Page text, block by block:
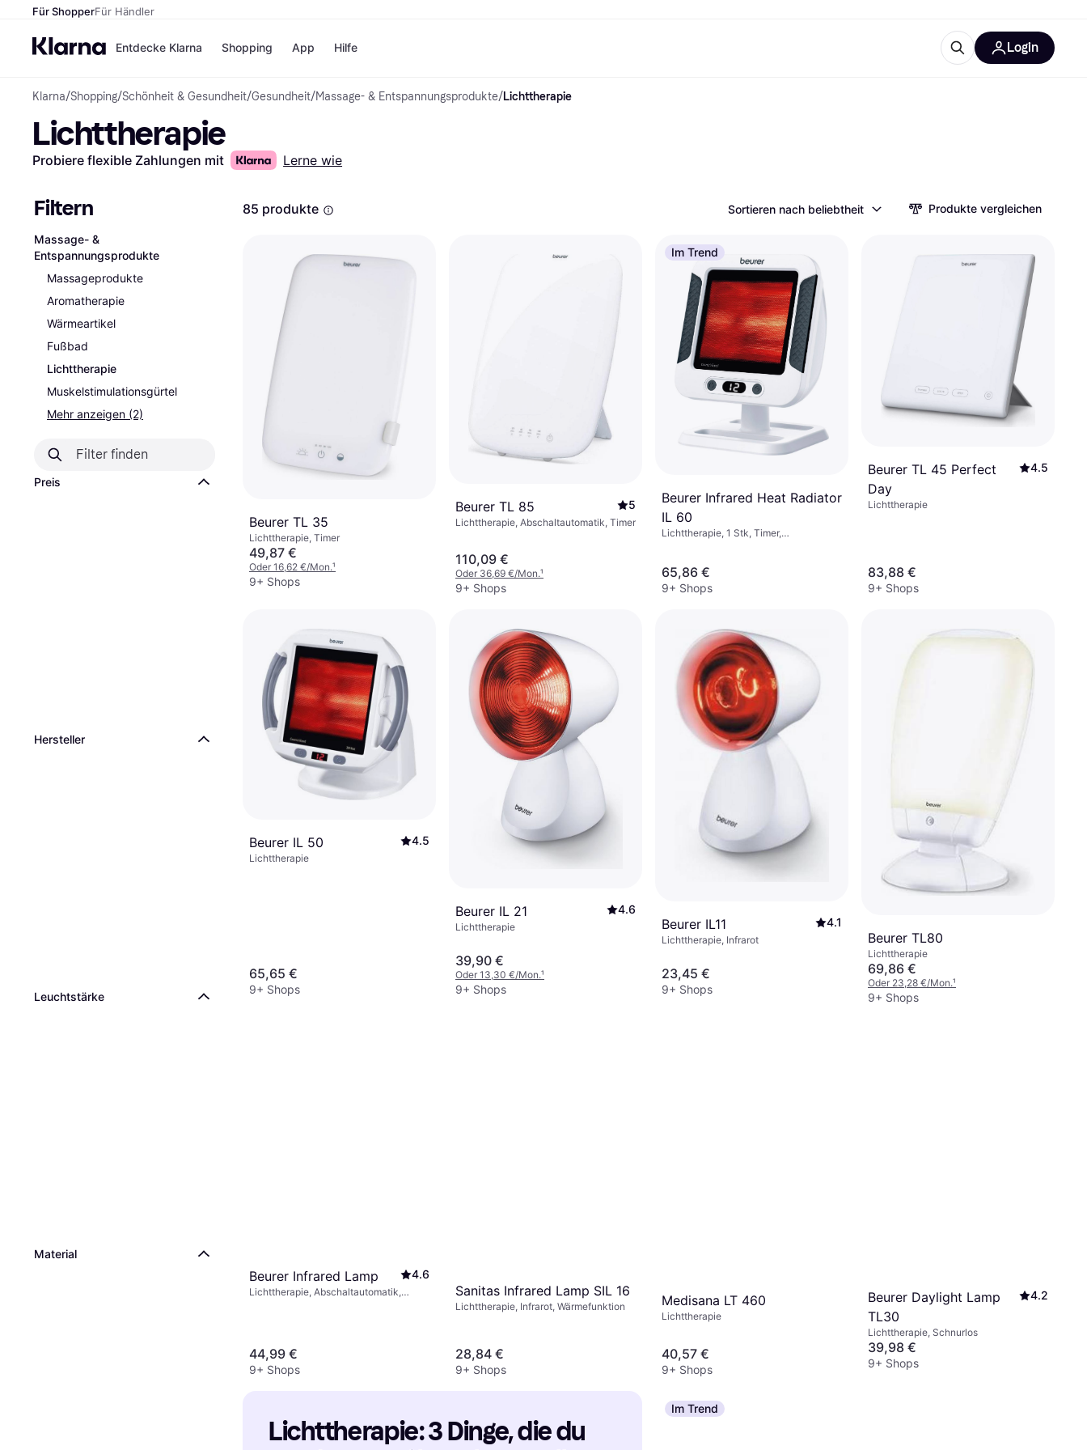
Für ShopperFür Händler
Entdecke Klarna
Zahlungsmethoden
Bezahle in 3
Teilzahlungen
Tagen
Ratenzahlung
Shopping und Cashback Banking
Shopping
Shops
Temu
Samsung
Shoppe und vergleiche PreiseFoto & Video
Alle Kategorien
App Hilfe Login
Klarna/Shopping/Schönheit & Gesundheit/Gesundheit/Massage- & Entspannungsprodukte/Lichttherapie
Lichttherapie
Probiere flexible Zahlungen mit Lerne wie
Filtern
Massage- &
Entspannungsprodukte
Massageprodukte
Aromatherapie
Wärmeartikel
Fußbad
Lichttherapie
Muskelstimulationsgürtel
Mehr anzeigen (2)
Preis
Hersteller
Leuchtstärke
Material
85 produkte Sortieren nach beliebtheit Produkte vergleichen
Beurer TL 35
Lichttherapie, Timer
49,87 €
Oder 16,62 €/Mon.¹
9+ Shops
Beurer TL 85 5
Lichttherapie, Abschaltautomatik, Timer
110,09 €
Oder 36,69 €/Mon.¹
9+ Shops
Im Trend
Beurer Infrared Heat Radiator
IL 60
Lichttherapie, 1 Stk, Timer,
65,86 €
9+ Shops
Beurer TL 45 Perfect
Day
4.5
Lichttherapie
83,88 €
9+ Shops
Beurer IL 50 4.5
Lichttherapie
65,65 €
9+ Shops
Beurer IL 21 4.6
Lichttherapie
39,90 €
Oder 13,30 €/Mon.¹
9+ Shops
Beurer IL11 4.1
Lichttherapie, Infrarot
23,45 €
9+ Shops
Beurer TL80
Lichttherapie
69,86 €
Oder 23,28 €/Mon.¹
9+ Shops
Beurer Infrared Lamp 4.6
Lichttherapie, Abschaltautomatik,
44,99 €
9+ Shops
Sanitas Infrared Lamp SIL 16
Lichttherapie, Infrarot, Wärmefunktion
28,84 €
9+ Shops
Medisana LT 460
Lichttherapie
40,57 €
9+ Shops
Beurer Daylight Lamp
TL30
4.2
Lichttherapie, Schnurlos
39,98 €
9+ Shops
Im Trend
Lichttherapie: 3 Dinge, die du